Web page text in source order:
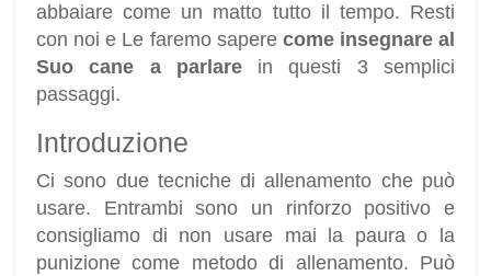
abbaiare come un matto tutto il tempo. Resti
con noi e Le faremo sapere come insegnare al
Suo cane a parlarein questi 3 semplici
passaggi.
Introduzione
Ci sono due tecniche di allenamento che può
usare. Entrambi sono un rinforzo positivo e
consigliamo di non usare mai la paura o la
punizione come metodo di allenamento. Può